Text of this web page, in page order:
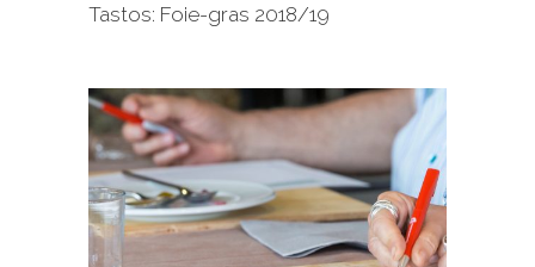
Tastos: Foie-gras 2018/19